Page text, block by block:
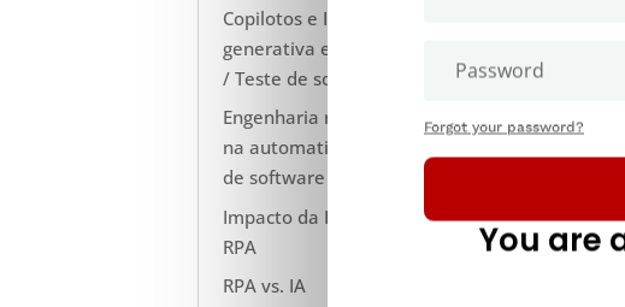
Copilotos e IA
generativa em RPA
/ Teste de software
Engenharia rápida
na automatização
de software
Impacto da IA na
RPA
RPA vs. IA
Forgot your password?
You are